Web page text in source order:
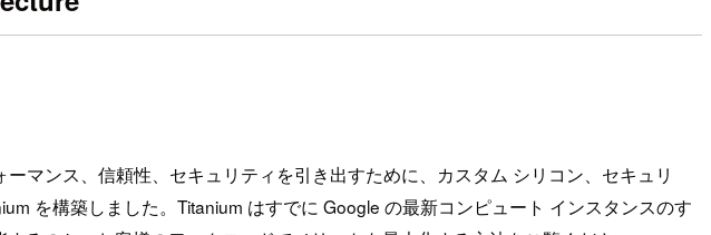
マンス、信頼性、セキュリティを引き出すために、カスタム シリコン、セキュリ
を構築しました。Titanium はすでに Google の最新コンピュート インスタンスのす